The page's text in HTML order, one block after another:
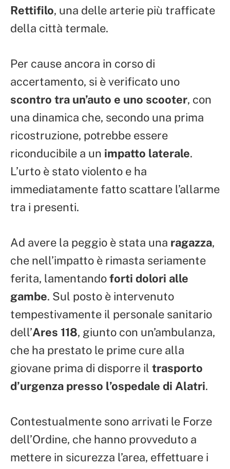
Rettifilo, una delle arterie più trafficate
della città termale.
Per cause ancora in corso di
accertamento, si è verificato uno
scontro tra un’auto e uno scooter, con
una dinamica che, secondo una prima
ricostruzione, potrebbe essere
riconducibile a un impatto laterale.
L’urto è stato violento e ha
immediatamente fatto scattare l’allarme
tra i presenti.
Ad avere la peggio è stata una ragazza,
che nell’impatto è rimasta seriamente
ferita, lamentandoforti dolori alle
gambe. Sul posto è intervenuto
tempestivamente il personale sanitario
dell’Ares 118, giunto con un’ambulanza,
che ha prestato le prime cure alla
giovane prima di disporre il trasporto
d’urgenza presso l’ospedale di Alatri.
Contestualmente sono arrivati le Forze
dell’Ordine, che hanno provveduto a
mettere in sicurezza l’area, effettuare i